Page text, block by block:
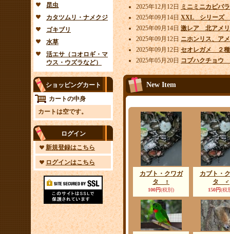
昆虫
カタツムリ・ナメクジ
ゴキブリ
水草
活エサ（コオロギ・マ
ウス・ウズラなど）
ショッピングカート
カートの中身
カートは空です。
ログイン
新規登録はこちら
ログインはこちら
2025年12月12日ミニミニカピバラ
2025年09月14日XXL シリーズ
2025年09月14日激レア 北アメリ
2025年09月12日ニホンリス、ア
2025年09月12日セオレガメ ２
2025年05月20日コブハクチョウ
New Item
カブト・クワガ
タ ♀
100円(税別)
カブト・
タ ♂
150円(税